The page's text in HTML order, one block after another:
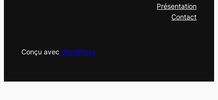
Présentation
Contact
Conçu avec WordPress